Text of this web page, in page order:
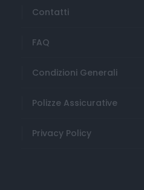
Contatti
FAQ
Condizioni Generali
Polizze Assicurative
Privacy Policy